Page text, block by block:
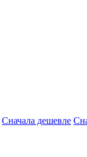
Сначала дешевле